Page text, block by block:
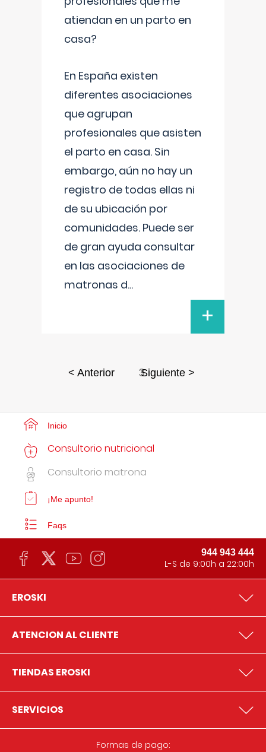
atiendan en un parto en
casa?
En España existen
diferentes asociaciones
que agrupan
profesionales que asisten
el parto en casa. Sin
embargo, aún no hay un
registro de todas ellas ni
de su ubicación por
comunidades. Puede ser
de gran ayuda consultar
en las asociaciones de
matronas d...
+
< Anterior 3Siguiente >
Inicio
Consultorio nutricional
Consultorio matrona
¡Me apunto!
Faqs
944 943 444
L-S de 9:00h a 22:00h
EROSKI
ATENCION AL CLIENTE
TIENDAS EROSKI
SERVICIOS
Formas de pago: